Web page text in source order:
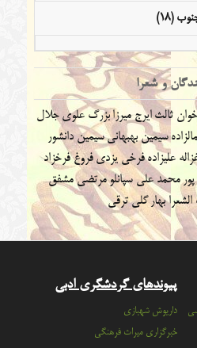
(18)
و شعرا
ثالث ایرج میرزابزرگ علوی جلال
سیمین بهبهانیسیمین دانشور
علیزادهفرخی یزدی فروغ فرخزاد
محمد علی سپانلومرتضی مشفق
بهار گلی ترقی
پیوندهای گردشگری ادبی
داریوش شهبازی
خبرگزاری میراث فرهنگی